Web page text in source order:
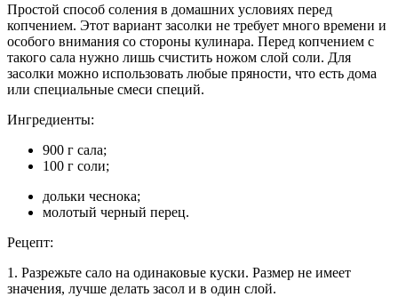
Простой способ соления в домашних условиях перед
копчением. Этот вариант засолки не требует много времени и
особого внимания со стороны кулинара. Перед копчением с
такого сала нужно лишь счистить ножом слой соли. Для
засолки можно использовать любые пряности, что есть дома
или специальные смеси специй.
Ингредиенты:
900 г сала;
100 г соли;
дольки чеснока;
молотый черный перец.
Рецепт:
1. Разрежьте сало на одинаковые куски. Размер не имеет
значения, лучше делать засол и в один слой.